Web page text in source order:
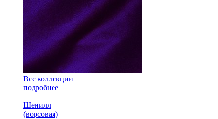
Все коллекции
подробнее
Шенилл
(ворсовая)